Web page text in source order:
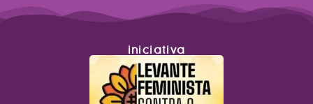
iniciativa